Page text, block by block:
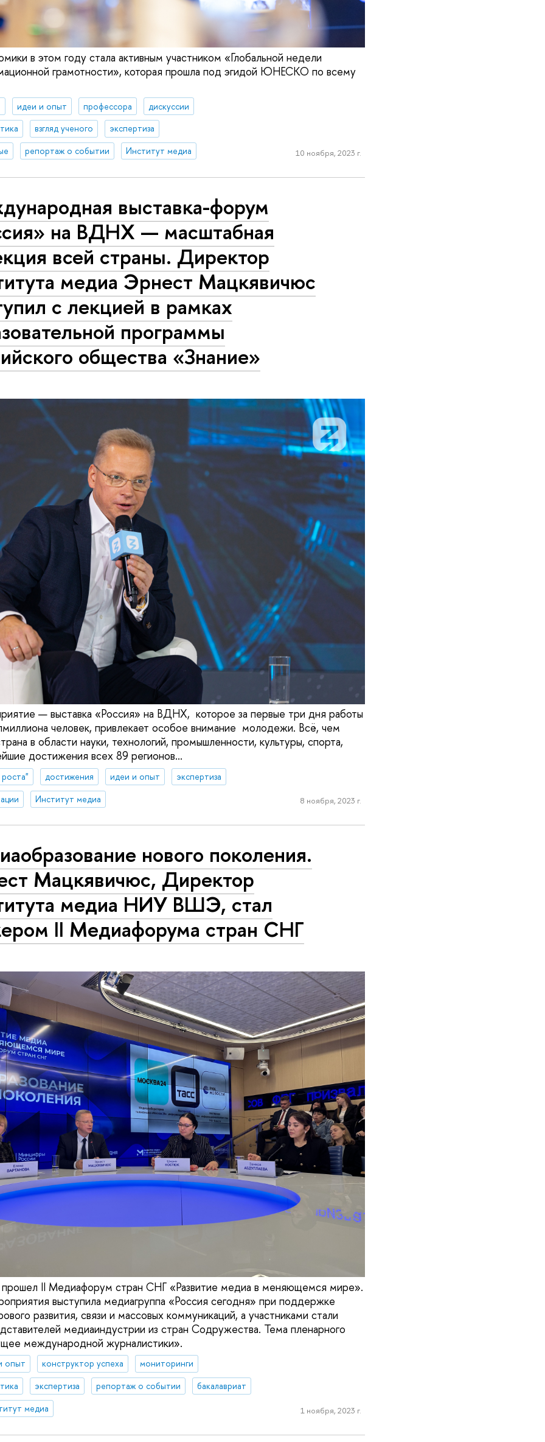
в этом году стала активным участником «Глобальной недели
грамотности», которая прошла под эгидой ЮНЕСКО по всему
идеи и опыт профессора
дискуссии
взгляд ученого
экспертиза
репортаж о событии Институт медиа 10 ноября, 2023 г.
выставка-форум
на ВДНХ — масштабная
всей страны. Директор
медиа Эрнест Мацкявичюс
с лекцией в рамках
программы
общества «Знание»
— выставка «Россия» на ВДНХ, которое за первые три дня работы
человек, привлекает особое внимание молодежи. Всё, чем
в области науки, технологий, промышленности, культуры, спорта,
достижения всех 89 регионов...
достижения идеи и опыт
экспертиза
Институт медиа 8 ноября, 2023 г.
нового поколения.
Мацкявичюс, Директор
медиа НИУ ВШЭ, стал
II Медиафорума стран СНГ
II Медиафорум стран СНГ «Развитие медиа в меняющемся мире».
выступила медиагруппа «Россия сегодня» при поддержке
развития, связи и массовых коммуникаций, а участниками стали
медиаиндустрии из стран Содружества. Тема пленарного
международной журналистики».
опыт конструктор успеха
мониторинги
экспертиза репортаж о событии
бакалавриат
медиа
1 ноября, 2023 г.